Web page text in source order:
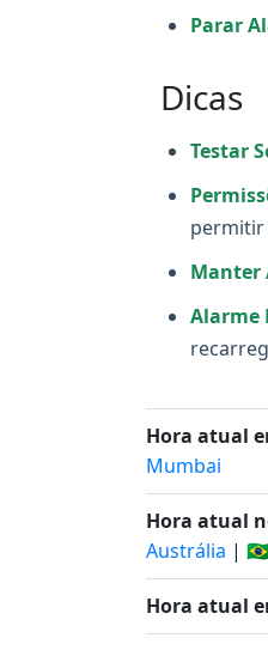
Parar
Dicas
Testar
permitir
Manter
Alarme
Hora atual
Mumbai
Hora atual
Austrália |
Hora atual